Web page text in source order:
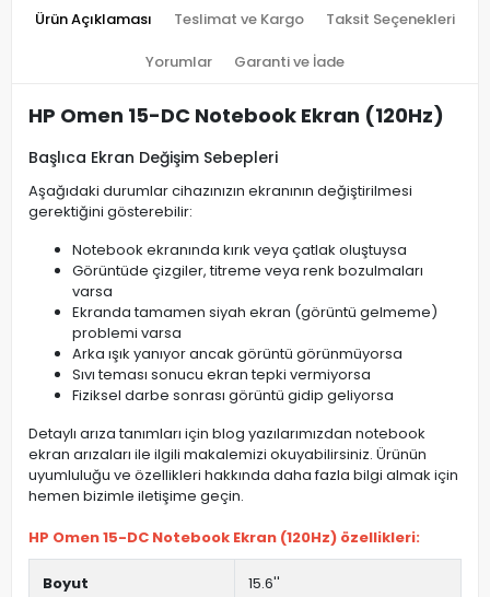
Ürün Açıklaması Teslimat ve Kargo Taksit Seçenekleri
Yorumlar Garanti ve İade
HP Omen 15-DC Notebook Ekran (120Hz)
Başlıca Ekran Değişim Sebepleri
Aşağıdaki durumlar cihazınızın ekranının değiştirilmesi
gerektiğini gösterebilir:
Notebook ekranında kırık veya çatlak oluştuysa
Görüntüde çizgiler, titreme veya renk bozulmaları
varsa
Ekranda tamamen siyah ekran (görüntü gelmeme)
problemi varsa
Arka ışık yanıyor ancak görüntü görünmüyorsa
Sıvı teması sonucu ekran tepki vermiyorsa
Fiziksel darbe sonrası görüntü gidip geliyorsa
Detaylı arıza tanımları için blog yazılarımızdan notebook
ekran arızaları ile ilgili makalemizi okuyabilirsiniz. Ürünün
uyumluluğu ve özellikleri hakkında daha fazla bilgi almak için
hemen bizimle iletişime geçin.
HP Omen 15-DC Notebook Ekran (120Hz) özellikleri:
Boyut 15.6''